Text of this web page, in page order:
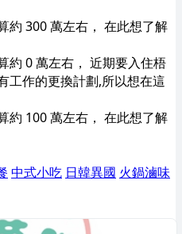
約 300 萬左右， 在此想了解
約 0 萬左右， 近期要入住梧
工作的更換計劃,所以想在這
約 100 萬左右， 在此想了解
中式小吃 日韓異國 火鍋滷味